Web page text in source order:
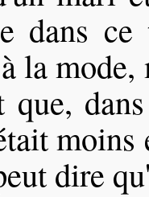
dans
la
que,
moins
dire